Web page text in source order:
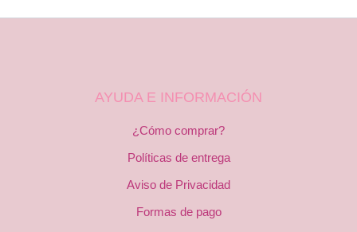
AYUDA E INFORMACIÓN
¿Cómo comprar?
Políticas de entrega
Aviso de Privacidad
Formas de pago